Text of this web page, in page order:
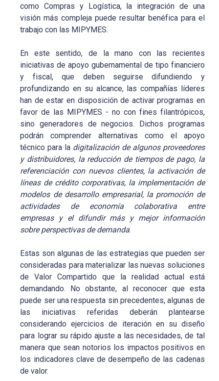
como Compras y Logística, la integración de una
visión más compleja puede resultar benéfica para el
trabajo con las MIPYMES.
En este sentido, de la mano con las recientes
iniciativas de apoyo gubernamental de tipo financiero
y fiscal, que deben seguirse difundiendo y
profundizando en su alcance, las compañías líderes
han de estar en disposición de activar programas en
favor de las MIPYMES - no con fines filantrópicos,
sino generadores de negocios. Dichos programas
podrán comprender alternativas como el apoyo
técnico para la digitalización de algunos proveedores
y distribuidores, la reducción de tiempos de pago, la
referenciación con nuevos clientes, la activación de
líneas de crédito corporativas, la implementación de
modelos de desarrollo empresarial, la promoción de
actividades de economía colaborativa entre
empresas y el difundir más y mejor información
sobre perspectivas de demanda.
Estas son algunas de las estrategias que pueden ser
consideradas para materializar las nuevas soluciones
de Valor Compartido que la realidad actual está
demandando. No obstante, al reconocer que esta
puede ser una respuesta sin precedentes, algunas de
las iniciativas referidas deberán plantearse
considerando ejercicios de iteración en su diseño
para lograr su rápido ajuste a las necesidades, de tal
manera que sean notorios los impactos positivos en
los indicadores clave de desempeño de las cadenas
de valor.